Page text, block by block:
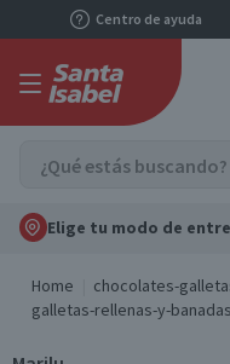
Centro de ayuda
Elige tu modo de
Home chocolates-
galletas-rellenas-y-banadas